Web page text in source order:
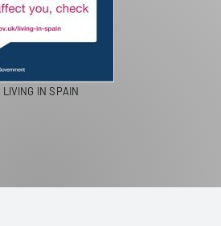
LIVING IN SPAIN